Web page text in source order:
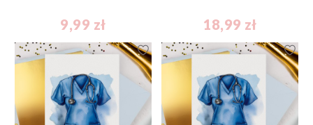
9,99 zł 18,99 zł